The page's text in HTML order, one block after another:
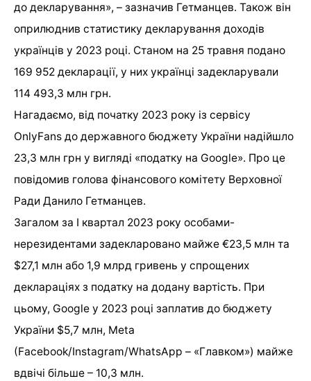
до декларування», – зазначив Гетманцев. Також він
оприлюднив статистику декларування доходів
українців у 2023 році. Станом на 25 травня подано
169 952 декларації, у них українці задекларували
114 493,3 млн грн.
Нагадаємо, від початку 2023 року із сервісу
OnlyFans до державного бюджету України надійшло
23,3 млн грн у вигляді «податку на Google». Про це
повідомив голова фінансового комітету Верховної
Ради Данило Гетманцев.
Загалом за I квартал 2023 року особами-
нерезидентами задекларовано майже €23,5 млн та
$27,1 млн або 1,9 млрд гривень у спрощених
деклараціях з податку на додану вартість. При
цьому, Google у 2023 році заплатив до бюджету
України $5,7 млн, Meta
(Facebook/Instagram/WhatsApp – «Главком») майже
вдвічі більше – 10,3 млн.